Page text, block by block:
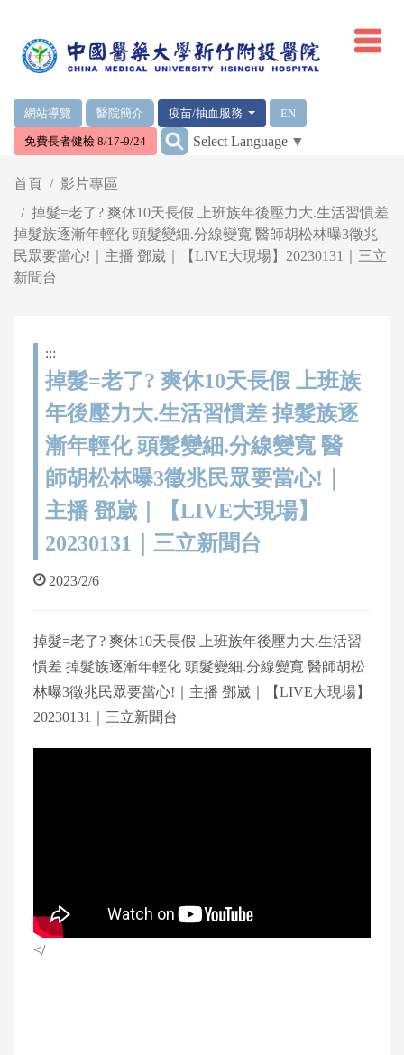
網站導覽 醫院簡介 疫苗/抽血服務 EN
免費長者健檢 8/17-9/24 ::: Select Language ▼
首頁
影片專區
掉髮=老了? 爽休10天長假 上班族年後壓力大.生活習慣差
掉髮族逐漸年輕化 頭髮變細.分線變寬 醫師胡松林曝3徵兆
民眾要當心!｜主播 鄧崴｜【LIVE大現場】20230131｜三立
新聞台
:::
掉髮=老了? 爽休10天長假 上班族
年後壓力大.生活習慣差 掉髮族逐
漸年輕化 頭髮變細.分線變寬 醫
師胡松林曝3徵兆民眾要當心!｜
主播 鄧崴｜【LIVE大現場】
20230131｜三立新聞台
2023/2/6
掉髮=老了? 爽休10天長假 上班族年後壓力大.生活習
慣差 掉髮族逐漸年輕化 頭髮變細.分線變寬 醫師胡松
林曝3徵兆民眾要當心!｜主播 鄧崴｜【LIVE大現場】
20230131｜三立新聞台
</